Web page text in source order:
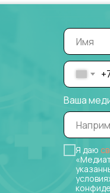
Ваша
Я даю